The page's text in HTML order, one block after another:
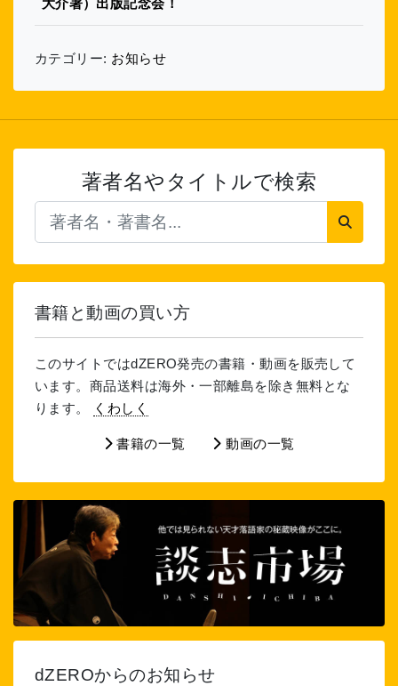
大介著）出版記念会！
カテゴリー: お知らせ
著者名やタイトルで検索
書籍と動画の買い方
このサイトではdZERO発売の書籍・動画を販売して
います。商品送料は海外・一部離島を除き無料とな
ります。
くわしく
書籍の一覧 動画の一覧
dZEROからのお知らせ